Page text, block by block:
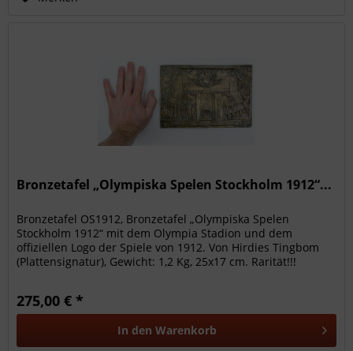
Bronzetafel „Olympiska Spelen Stockholm 1912“...
Bronzetafel OS1912, Bronzetafel „Olympiska Spelen
Stockholm 1912“ mit dem Olympia Stadion und dem
offiziellen Logo der Spiele von 1912. Von Hirdies Tingbom
(Plattensignatur), Gewicht: 1,2 Kg, 25x17 cm. Rarität!!!
275,00 € *
In den Warenkorb